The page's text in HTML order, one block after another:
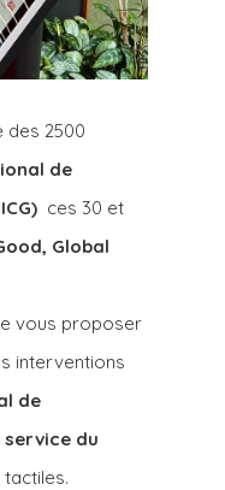
des 2500
de
ces 30 et
Global
vous proposer
interventions
de
service du